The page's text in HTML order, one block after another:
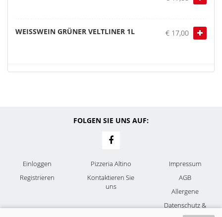
WEISSWEIN GRÜNER VELTLINER 1L € 17,00
FOLGEN SIE UNS AUF:
Einloggen
Registrieren
Pizzeria Altino
Kontaktieren Sie
uns
Impressum
AGB
Allergene
Datenschutz &
Cookies